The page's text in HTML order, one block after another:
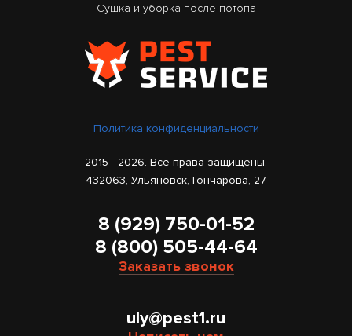
Сушка и уборка после потопа
Политика конфиденциальности
2015 - 2026. Все права защищены.
432063, Ульяновск, Гончарова, 27
8 (929) 750-01-52
8 (800) 505-44-64
Заказать звонок
uly@pest1.ru